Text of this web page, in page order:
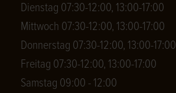
Dienstag 07:30-12:00, 13:00-17:00
Mittwoch 07:30-12:00, 13:00-17:00
Donnerstag 07:30-12:00, 13:00-17:00
Freitag 07:30-12:00, 13:00-17:00
Samstag 09:00 - 12:00